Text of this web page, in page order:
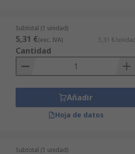
Subtotal (1 unidad)
5,31 €(exc. IVA) 5,31 €/
Cantidad
Añadir
Hoja de datos
Subtotal (1 unidad)